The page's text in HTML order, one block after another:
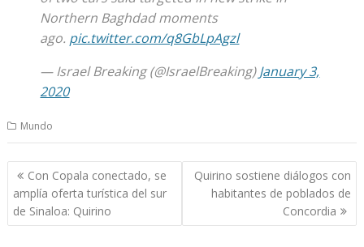
Northern Baghdad moments
ago. pic.twitter.com/q8GbLpAgzl
— Israel Breaking (@IsraelBreaking)January 3,
2020
Mundo
Navegación
de
entradas
Con Copala conectado, se
amplía oferta turística del sur
de Sinaloa: Quirino
Quirino sostiene diálogos con
habitantes de poblados de
Concordia